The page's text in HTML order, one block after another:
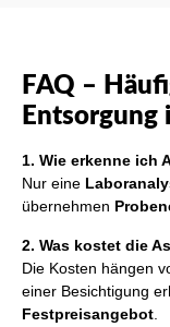
FAQ –
Entsorgung
1. Wie erkenne ich
Nur eine
übernehmen
2. Was kostet die
Die Kosten hängen
einer Besichtigung
Festpreisangebot